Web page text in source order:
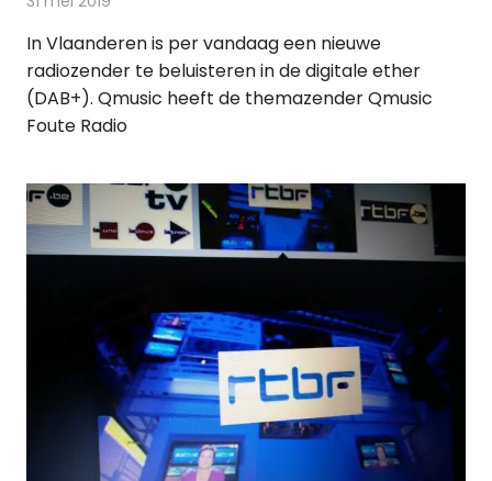
In Vlaanderen is per vandaag een nieuwe
radiozender te beluisteren in de digitale ether
(DAB+). Qmusic heeft de themazender Qmusic
Foute Radio